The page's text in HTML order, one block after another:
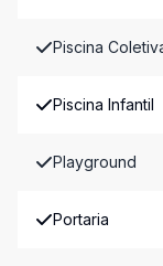
Piscina
Piscina Infantil
Playground
Portaria